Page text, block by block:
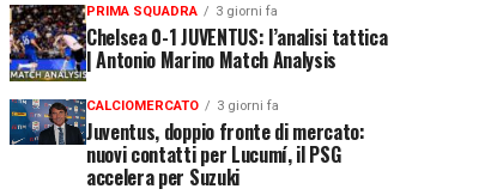
PRIMA SQUADRA 3 giorni fa
Chelsea 0-1 JUVENTUS: l’analisi tattica
| Antonio Marino Match Analysis
CALCIOMERCATO 3 giorni fa
Juventus, doppio fronte di mercato:
nuovi contatti per Lucumí, il PSG
accelera per Suzuki